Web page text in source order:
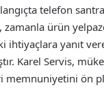
telefon
zamanla ürün
ihtiyaçlara yanıt
Karel Servis,
memnuniyetini ön